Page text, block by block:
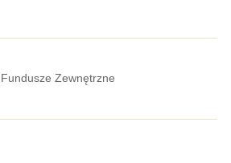
Fundusze Zewnętrzne